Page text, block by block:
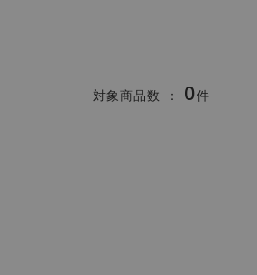
対象商品数 ： 0件